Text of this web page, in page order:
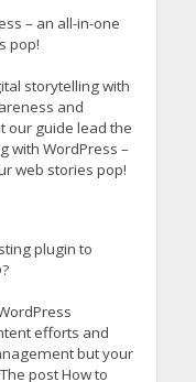
– an all-in-one
pop!
storytelling with
and
our guide lead the
with WordPress –
web stories pop!
plugin to
efforts and
but your
post How to